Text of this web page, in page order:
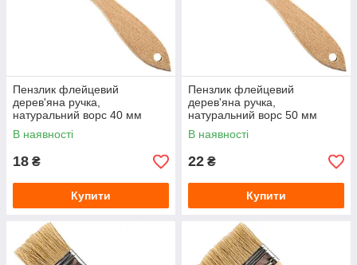
Пензлик флейцевий
дерев'яна ручка,
натуральний ворс 40 мм
В наявності
18 ₴
Купити
Пензлик флейцевий
дерев'яна ручка,
натуральний ворс 50 мм
В наявності
22 ₴
Купити